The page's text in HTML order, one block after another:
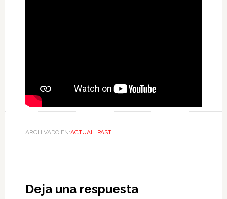
ARCHIVADO EN:ACTUAL PAST
Deja una respuesta